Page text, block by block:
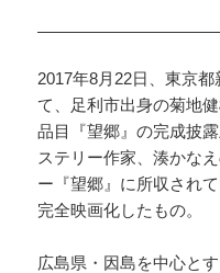
2017年8月22日、東京
て、足利市出身の菊地
品目『望郷』の完成披
ステリー作家、湊かな
ー『望郷』に所収され
完全映画化したもの。
広島県・因島を中心と